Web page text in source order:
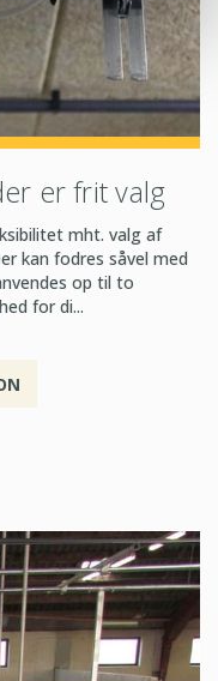
er frit valg
mht. valg af
kan fodres såvel med
op til to
for di...